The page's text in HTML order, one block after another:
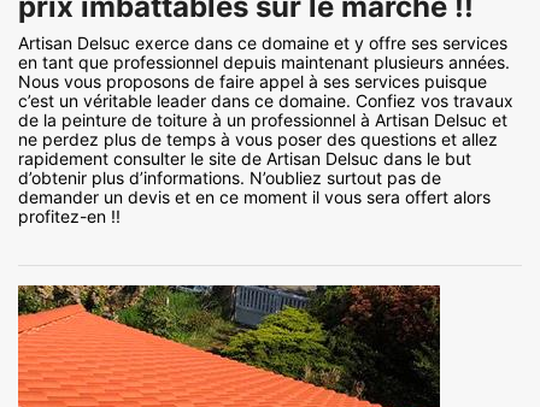
Artisan Delsuc exerce dans ce domaine et y offre ses services
en tant que professionnel depuis maintenant plusieurs années.
Nous vous proposons de faire appel à ses services puisque
c’est un véritable leader dans ce domaine. Confiez vos travaux
de la peinture de toiture à un professionnel à Artisan Delsuc et
ne perdez plus de temps à vous poser des questions et allez
rapidement consulter le site de Artisan Delsuc dans le but
d’obtenir plus d’informations. N’oubliez surtout pas de
demander un devis et en ce moment il vous sera offert alors
profitez-en !!